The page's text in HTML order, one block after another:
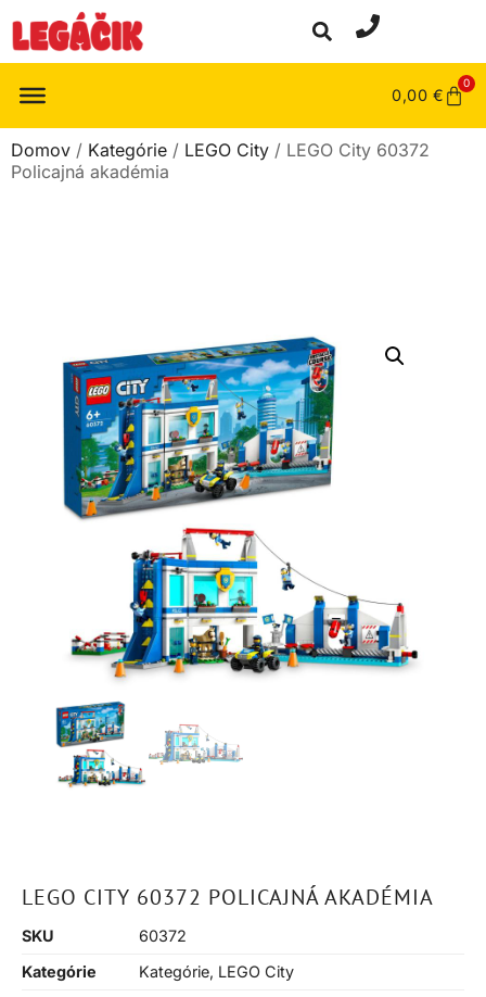
0,00 €
0
Domov / Kategórie / LEGO City / LEGO City 60372
Policajná akadémia
LEGO CITY 60372 POLICAJNÁ AKADÉMIA
SKU
60372
Kategórie
Kategórie, LEGO City